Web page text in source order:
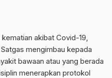
akibat Covid-19,
mengimbau kepada
bawaan atau yang berada
menerapkan protokol